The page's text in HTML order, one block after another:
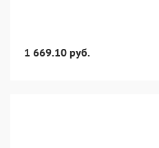
1 669.10 руб.